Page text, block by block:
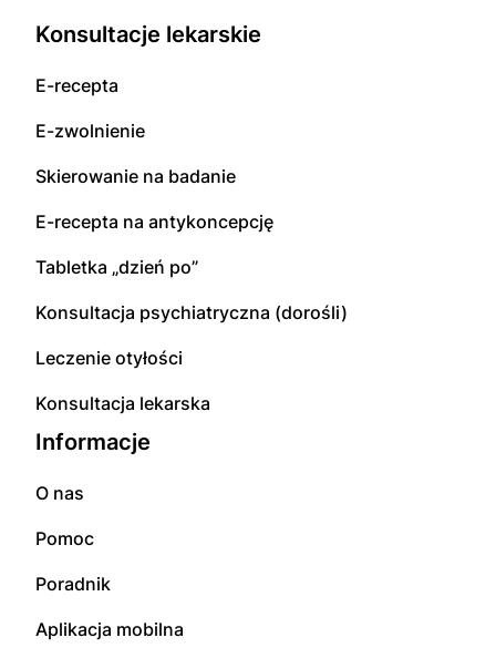
Konsultacje lekarskie
E-recepta
E-zwolnienie
Skierowanie na badanie
E-recepta na antykoncepcję
Tabletka „dzień po”
Konsultacja psychiatryczna (dorośli)
Leczenie otyłości
Konsultacja lekarska
Informacje
O nas
Pomoc
Poradnik
Aplikacja mobilna